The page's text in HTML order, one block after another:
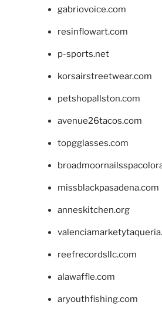
gabriovoice.com
resinflowart.com
p-sports.net
korsairstreetwear.com
petshopallston.com
avenue26tacos.com
topgglasses.com
missblackpasadena.com
anneskitchen.org
reefrecordsllc.com
alawaffle.com
aryouthfishing.com